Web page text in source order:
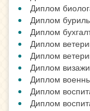
Диплом
Диплом
Диплом
Диплом
Диплом
Диплом
Диплом
Диплом
Диплом